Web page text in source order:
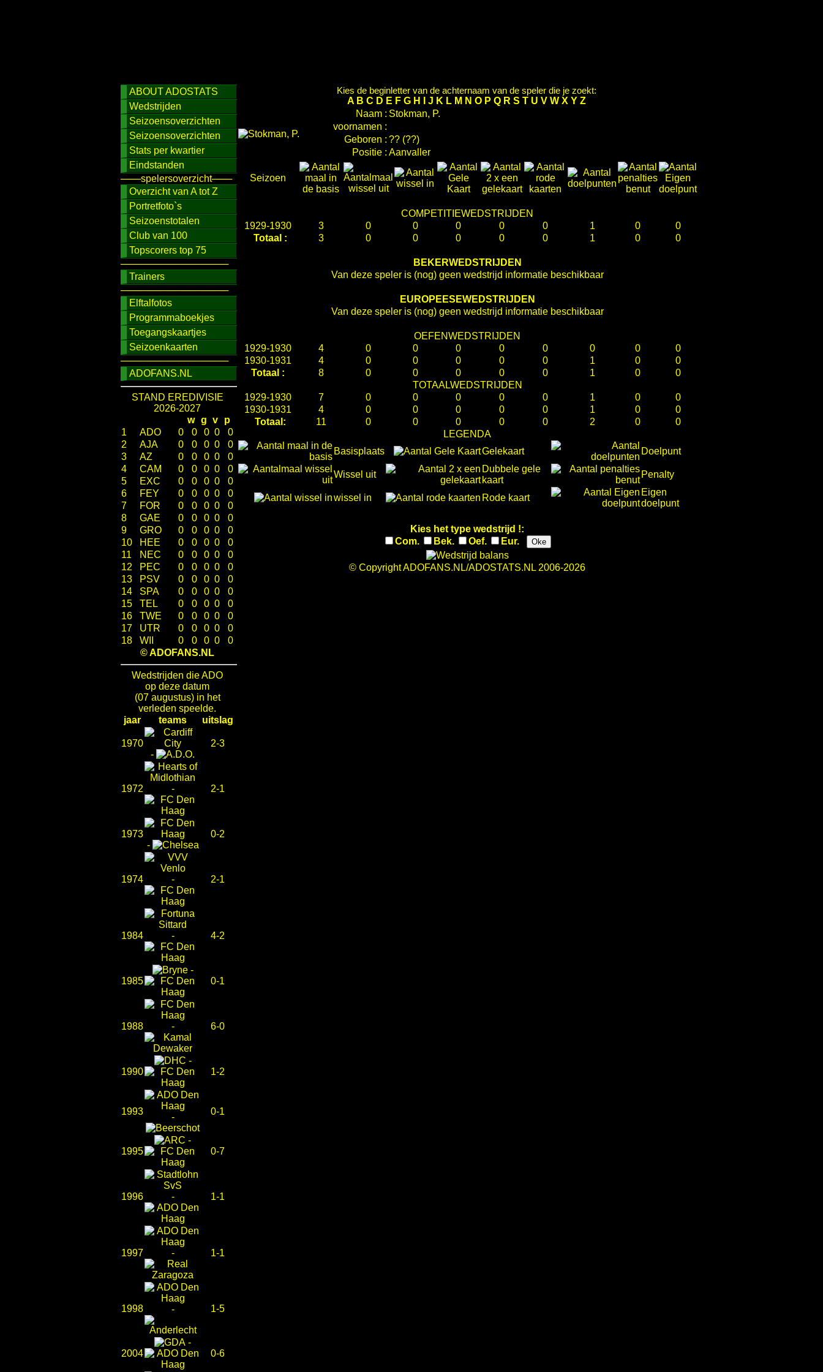
ABOUT ADOSTATS
Wedstrijden
Seizoensoverzichten
Seizoensoverzichten
Stats per kwartier
Eindstanden
───spelersoverzicht───
Overzicht van A tot Z
Portretfoto`s
Seizoenstotalen
Club van 100
Topscorers top 75
────────────────
Trainers
────────────────
Elftalfotos
Programmaboekjes
Toegangskaartjes
Seizoenkaarten
────────────────
ADOFANS.NL
STAND EREDIVISIE
2026-2027
w g v
p
1
ADO 0 0 0 0
0
2
AJA 0 0 0 0
0
3
AZ 0 0 0 0
0
4
CAM 0 0 0 0
0
5
EXC 0 0 0 0
0
6
FEY 0 0 0 0
0
7
FOR 0 0 0 0
0
8
GAE 0 0 0 0
0
9
GRO 0 0 0 0
0
10
HEE 0 0 0 0
0
11
NEC 0 0 0 0
0
12
PEC 0 0 0 0
0
13
PSV 0 0 0 0
0
14
SPA 0 0 0 0
0
15
TEL 0 0 0 0
0
16
TWE 0 0 0 0
0
17
UTR 0 0 0 0
0
18
WII 0 0 0 0
0
© ADOFANS.NL
Wedstrijden die ADO
op deze datum
(07 augustus) in het
verleden speelde.
jaar
teams uitslag
1970
-
2-3
1972 - 2-1
1973
-
0-2
1974 - 2-1
1984 - 4-2
1985
-
0-1
1988 - 6-0
1990
-
1-2
1993
-
0-1
1995
-
0-7
1996 - 1-1
1997 - 1-1
1998 - 1-5
2004
-
0-6
Kies de beginletter van de achternaam van de speler die je zoekt:
A B C D E F G H J K L M N O P Q R S T U V W X Y Z
Naam : Stokman, P.
voornamen :
Geboren : ?? (??)
Positie : Aanvaller
Seizoen
COMPETITIEWEDSTRIJDEN
1929-1930
3 0 0 0 0 0 1 0
0
Totaal :
3 0 0 0 0 0 1 0 0
BEKERWEDSTRIJDEN
Van deze speler is (nog) geen wedstrijd informatie beschikbaar
EUROPEESEWEDSTRIJDEN
Van deze speler is (nog) geen wedstrijd informatie beschikbaar
OEFENWEDSTRIJDEN
1929-1930
4 0 0 0 0 0 0 0
0
1930-1931
4 0 0 0 0 0 1 0
0
Totaal :
8 0 0 0 0 0 1 0
0
TOTAALWEDSTRIJDEN
1929-1930
7 0 0 0 0 0 1 0
0
1930-1931
4 0 0 0 0 0 1 0
0
Totaal:
11 0 0 0 0 0 2 0
0
LEGENDA
Basisplaats
Gelekaart Doelpunt
Wissel uit
Dubbele gele
kaart
Penalty
wissel in Rode kaart
Eigen
doelpunt
Kies het type wedstrijd !:
Com.
Bek. Oef. Eur. Oke
© Copyright ADOFANS.NL/ADOSTATS.NL 2006-2026